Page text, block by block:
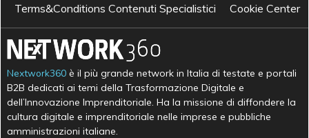
Terms&Conditions Contenuti Specialistici
Cookie Center
Nextwork360 è il più grande network in Italia di testate e portali
B2B dedicati ai temi della Trasformazione Digitale e
dell’Innovazione Imprenditoriale. Ha la missione di diffondere la
cultura digitale e imprenditoriale nelle imprese e pubbliche
amministrazioni italiane.